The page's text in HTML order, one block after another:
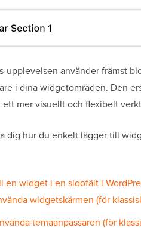
upplevelsen använder främst
i dina widgetområden. Den
ett mer visuellt och flexibelt
dig hur du enkelt lägger till
en widget i en sidofält i
widgetskärmen (för
temaanpassaren (för